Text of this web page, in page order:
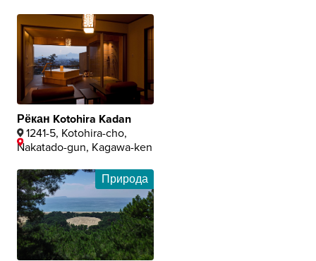
Рёкан Kotohira Kadan
1241-5, Kotohira-cho,
Nakatado-gun, Kagawa-ken
Природа